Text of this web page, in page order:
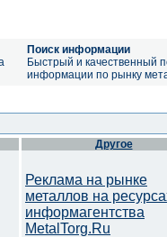
Поиск информации
Быстрый и качественный
информации по рынку
Другое
Реклама на рынке
металлов на
информагентства
MetalTorg.Ru